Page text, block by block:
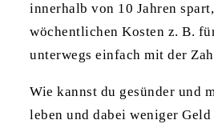
innerhalb von 10 Jahren
wöchentlichen Kosten z. B.
unterwegs einfach mit der
Wie kannst du gesünder und
leben und dabei weniger Geld